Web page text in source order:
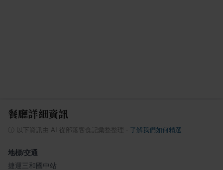
餐廳詳細資訊
以下資訊由 AI 從部落客食記彙整整理 了解我們如何精選
地標/交通
捷運三和國中站